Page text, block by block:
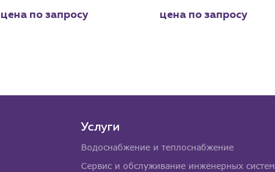
цена по запросу цена по запросу
Услуги
Водоснабжение и теплоснабжение
Сервис и обслуживание инженерных систем